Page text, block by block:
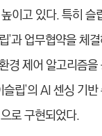
이고 있다. 특히 슬
’과 업무협약을 체
경 제어 알고리즘
립’의 AI 센싱 기
로 구현되었다.